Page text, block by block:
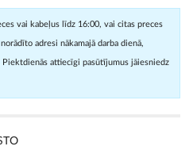
vai kabeļus līdz 16:00, vai citas preces
adresi nākamajā darba dienā,
attiecīgi pasūtījumus jāiesniedz